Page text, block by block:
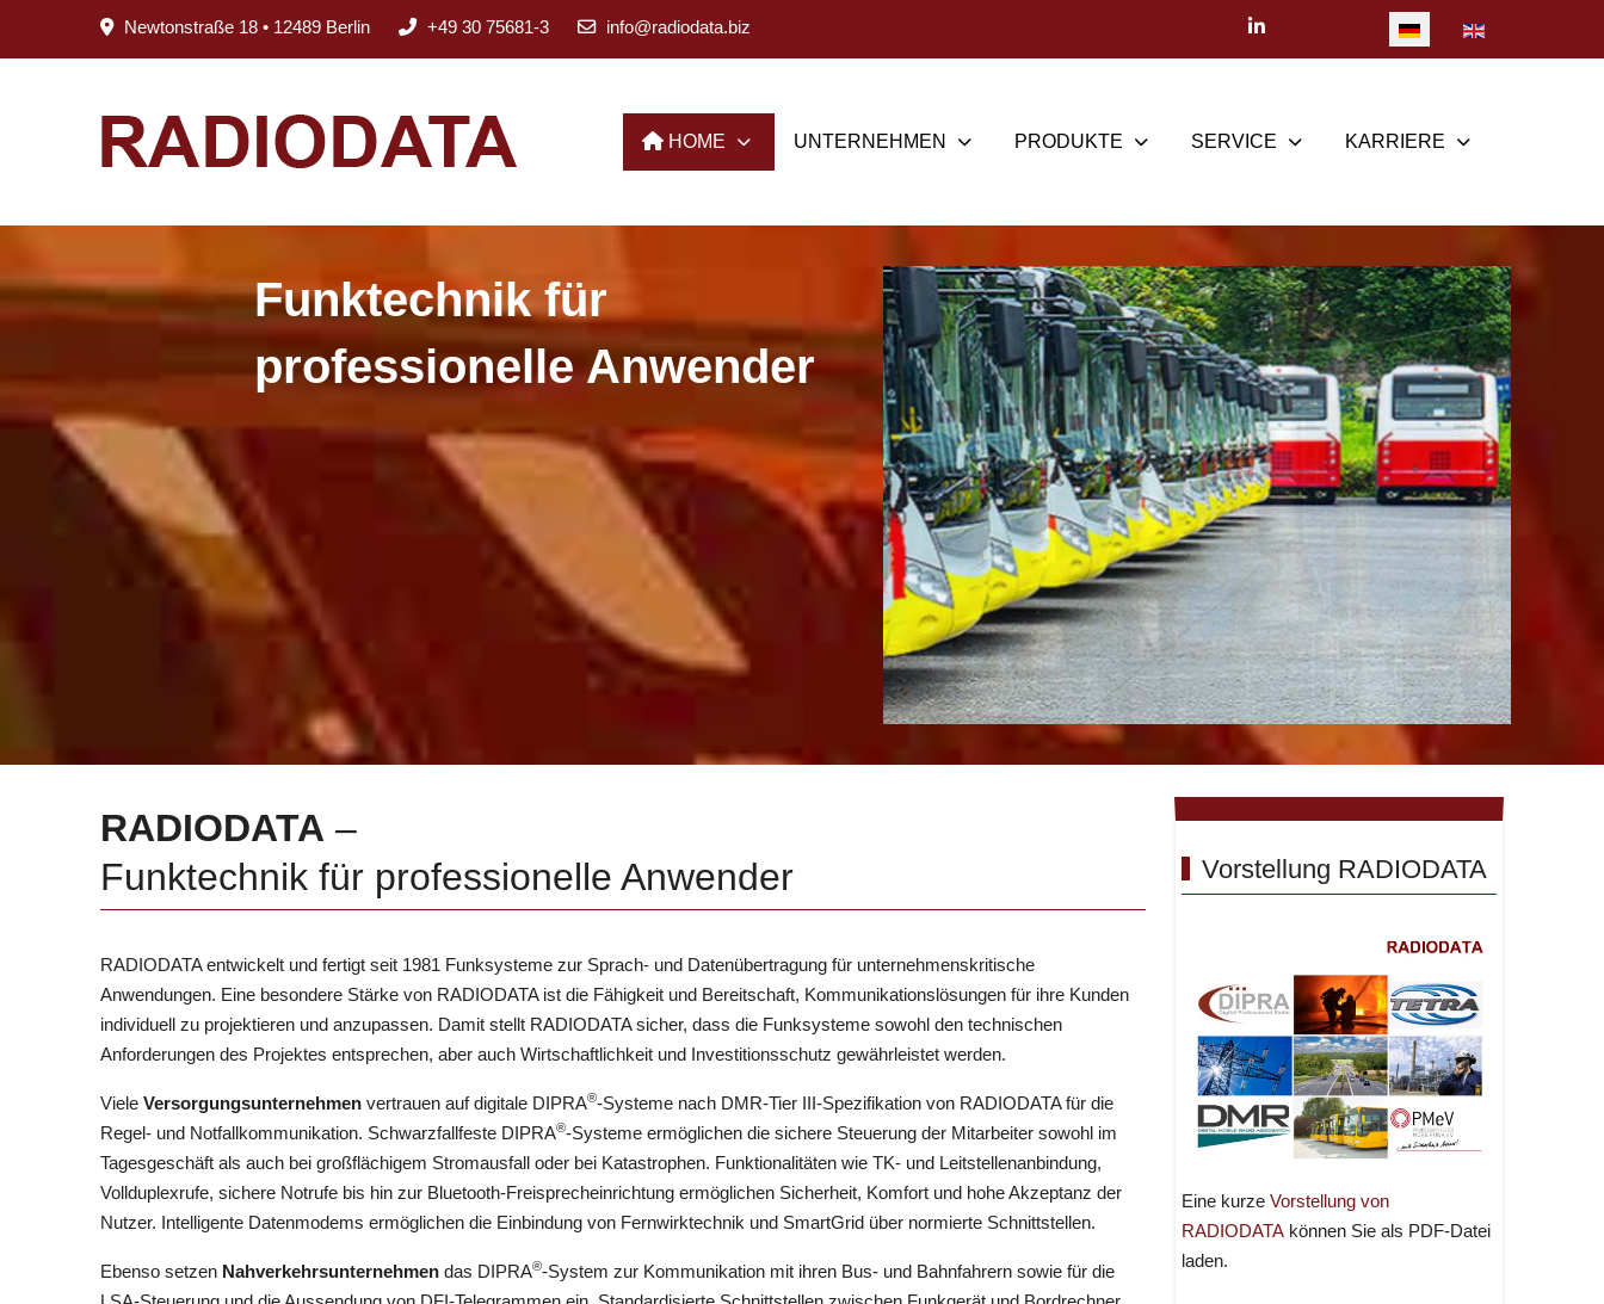
Newtonstraße 18 • 12489 Berlin +49 30 75681-3 info@radiodata.biz Sprache auswählen
HOME UNTERNEHMEN PRODUKTE SERVICE KARRIERE
Funktechnik für
professionelle Anwender
RADIODATA –
Funktechnik für professionelle Anwender
RADIODATA entwickelt und fertigt seit 1981 Funksysteme zur Sprach- und Datenübertragung für unternehmenskritische
Anwendungen. Eine besondere Stärke von RADIODATA ist die Fähigkeit und Bereitschaft, Kommunikationslösungen für ihre Kunden
individuell zu projektieren und anzupassen. Damit stellt RADIODATA sicher, dass die Funksysteme sowohl den technischen
Anforderungen des Projektes entsprechen, aber auch Wirtschaftlichkeit und Investitionsschutz gewährleistet werden.
Viele Versorgungsunternehmen vertrauen auf digitale DIPRA®-Systeme nach DMR-Tier III-Spezifikation von RADIODATA für die
Regel- und Notfallkommunikation. Schwarzfallfeste DIPRA®-Systeme ermöglichen die sichere Steuerung der Mitarbeiter sowohl im
Tagesgeschäft als auch bei großflächigem Stromausfall oder bei Katastrophen. Funktionalitäten wie TK- und Leitstellenanbindung,
Vollduplexrufe, sichere Notrufe bis hin zur Bluetooth-Freisprecheinrichtung ermöglichen Sicherheit, Komfort und hohe Akzeptanz der
Nutzer. Intelligente Datenmodems ermöglichen die Einbindung von Fernwirktechnik und SmartGrid über normierte Schnittstellen.
Ebenso setzen Nahverkehrsunternehmen das DIPRA®-System zur Kommunikation mit ihren Bus- und Bahnfahrern sowie für die
Vorstellung RADIODATA
Eine kurze Vorstellung von
RADIODATA können Sie als PDF-Datei
laden.